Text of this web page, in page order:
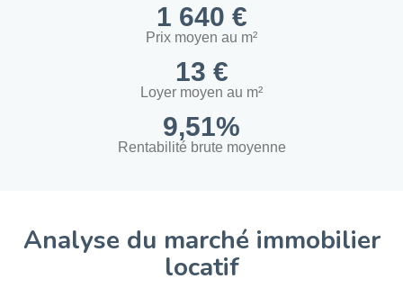
1 640 €
Prix moyen au m²
13 €
Loyer moyen au m²
9,51%
Rentabilité brute moyenne
Analyse du marché immobilier
locatif